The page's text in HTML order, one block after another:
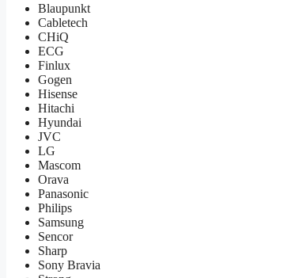
Blaupunkt
Cabletech
CHiQ
ECG
Finlux
Gogen
Hisense
Hitachi
Hyundai
JVC
LG
Mascom
Orava
Panasonic
Philips
Samsung
Sencor
Sharp
Sony Bravia